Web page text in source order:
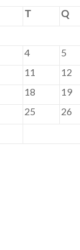
T Q
4 5
11 12
18 19
25 26